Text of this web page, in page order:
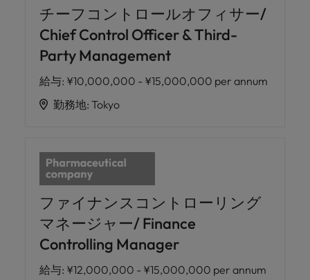
チーフコントロールオフィサー/
Chief Control Officer & Third-
Party Management
給与: ¥10,000,000 - ¥15,000,000 per annum
勤務地: Tokyo
ファイナンスコントローリング
マネージャー/ Finance
Controlling Manager
給与: ¥12,000,000 - ¥15,000,000 per annum